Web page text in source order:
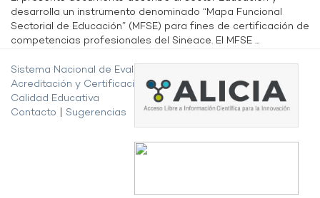
desarrolla un instrumento denominado “Mapa Funcional
Sectorial de Educación” (MFSE) para fines de certificación de
competencias profesionales del Sineace. El MFSE ...
Sistema Nacional de Evaluación,
Acreditación y Certificación de la
Calidad Educativa
Contacto
Sugerencias